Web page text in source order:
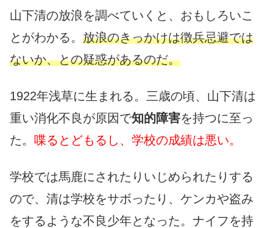
山下清の放浪を調べていくと、おもしろいこ
とがわかる。 放浪のきっかけは徴兵忌避では
ないか、との疑惑があるのだ。
1922年浅草に生まれる。三歳の頃、山下清は
重い消化不良が原因で知的障害を持つに至っ
た。 喋るとどもるし、学校の成績は悪い。
学校では馬鹿にされたりいじめられたりする
ので、清は学校をサボったり、ケンカや盗み
をするような不良少年となった。ナイフを持